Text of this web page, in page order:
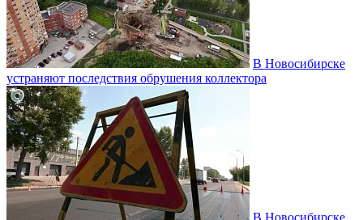
В Новосибирске
устраняют последствия обрушения коллектора
В Новосибирске